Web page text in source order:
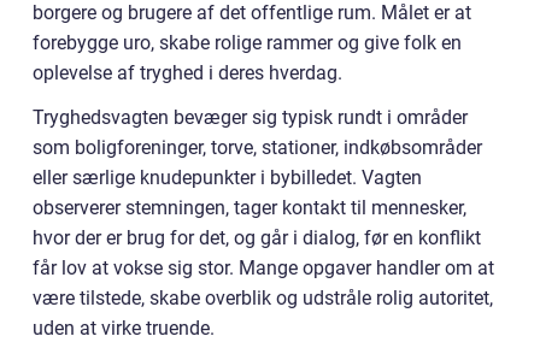
borgere og brugere af det offentlige rum. Målet er at
forebygge uro, skabe rolige rammer og give folk en
oplevelse af tryghed i deres hverdag.
Tryghedsvagten bevæger sig typisk rundt i områder
som boligforeninger, torve, stationer, indkøbsområder
eller særlige knudepunkter i bybilledet. Vagten
observerer stemningen, tager kontakt til mennesker,
hvor der er brug for det, og går i dialog, før en konflikt
får lov at vokse sig stor. Mange opgaver handler om at
være tilstede, skabe overblik og udstråle rolig autoritet,
uden at virke truende.